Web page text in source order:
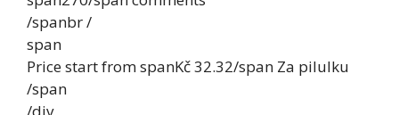
/spanbr /
span
Price start from spanKč 32.32/span Za pilulku
/span
/div